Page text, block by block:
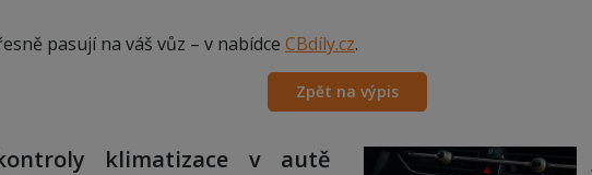
pasují na váš vůz – v nabídce CBdíly.cz.
Zpět na výpis
klimatizace v autě